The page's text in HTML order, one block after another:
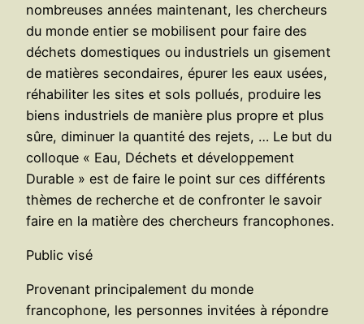
nombreuses années maintenant, les chercheurs
du monde entier se mobilisent pour faire des
déchets domestiques ou industriels un gisement
de matières secondaires, épurer les eaux usées,
réhabiliter les sites et sols pollués, produire les
biens industriels de manière plus propre et plus
sûre, diminuer la quantité des rejets, … Le but du
colloque « Eau, Déchets et développement
Durable » est de faire le point sur ces différents
thèmes de recherche et de confronter le savoir
faire en la matière des chercheurs francophones.
Public visé
Provenant principalement du monde
francophone, les personnes invitées à répondre